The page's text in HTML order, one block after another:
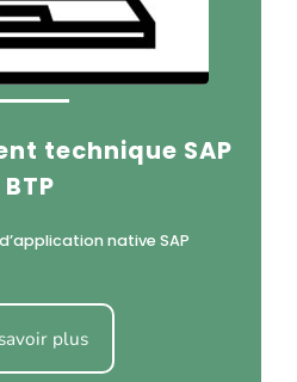
technique SAP
BTP
native SAP
plus